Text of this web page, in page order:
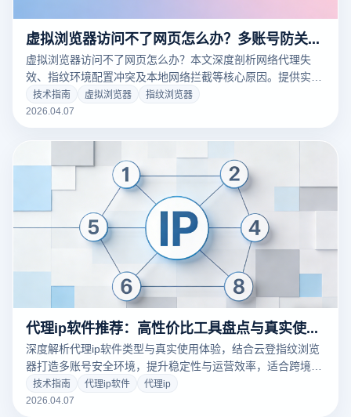
虚拟浏览器访问不了网页怎么办？多账号防关联网络配置全解析
虚拟浏览器访问不了网页怎么办？本文深度剖析网络代理失
效、指纹环境配置冲突及本地网络拦截等核心原因。提供实战
级图文排障指南，并对比多款工具，结合云登指纹浏览器的智
能网络自检技术，助您快速恢复多账号矩阵的稳定连接，拒绝
技术指南 虚拟浏览器
指纹浏览器
2026.04.07
代理ip软件推荐：高性价比工具盘点与真实使用体验分享
深度解析代理ip软件类型与真实使用体验，结合云登指纹浏览
器打造多账号安全环境，提升稳定性与运营效率，适合跨境与
社媒用户。
技术指南 代理ip软件
代理ip
2026.04.07